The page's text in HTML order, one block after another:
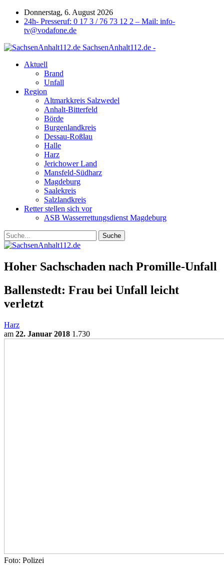
Donnerstag, 6. August 2026
24h- Presseruf: 0 17 3 / 76 73 12 2 – Mail: info-
tv@vodafone.de
SachsenAnhalt112.de -
Aktuell
Brand
Unfall
Region
Altmarkkreis Salzwedel
Anhalt-Bitterfeld
Börde
Burgenlandkreis
Dessau-Roßlau
Halle
Harz
Jerichower Land
Mansfeld-Südharz
Magdeburg
Saalekreis
Salzlandkreis
Retter stellen sich vor
ASB Wasserrettungsdienst Magdeburg
Hoher Sachschaden nach Promille-Unfall
Ballenstedt: Frau bei Unfall leicht
verletzt
Harz
am 22. Januar 2018 1.730
Foto: Polizei